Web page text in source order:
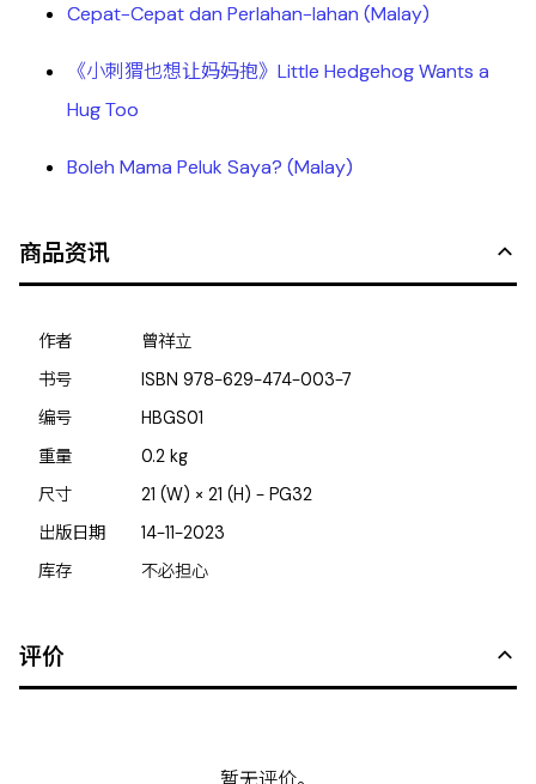
Cepat-Cepat dan Perlahan-lahan (Malay)
《小刺猬也想让妈妈抱》Little Hedgehog Wants a
Hug Too
Boleh Mama Peluk Saya? (Malay)
商品资讯
作者
曾祥立
书号
ISBN978-629-474-003-7
编号
HBGS01
重量
0.2 kg
尺寸
21 (W) × 21 (H) - PG32
出版日期
14-11-2023
库存
不必担心
评价